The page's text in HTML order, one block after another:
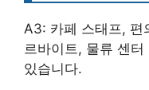
A3: 카페 스태프, 편
르바이트, 물류 센
있습니다.